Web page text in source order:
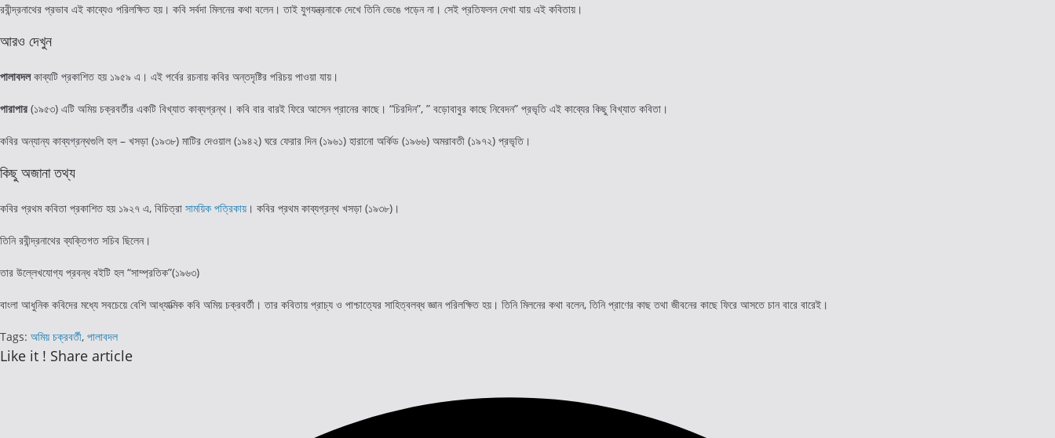
রবীন্দ্রনাথের প্রভাব এই কাব্যেও পরিলক্ষিত হয়। কবি সর্বদা মিলনের কথা বলেন। তাই যুগযন্ত্রনাকে দেখে তিনি ভেঙে পড়েন না। সেই প্রতিফলন দেখা যায় এই কবিতায়।
আরও দেখুন
পালাবদলকাব্যটি প্রকাশিত হয় ১৯৫৯ এ। এই পর্বের রচনায় কবির অন্তদৃষ্টির পরিচয় পাওয়া যায়।
পারাপার (১৯৫৩) এটি অমিয় চক্রবর্তীর একটি বিখ্যাত কাব্যগ্রন্থ। কবি বার বারই ফিরে আসেন প্রানের কাছে। “চিরদিন”, ” বড়োবাবুর কাছে নিবেদন” প্রভৃতি এই কাব্যের কিছু বিখ্যাত কবিতা।
কবির অন্যান্য কাব্যগ্রন্থগুলি হল – খসড়া (১৯৩৮) মাটির দেওয়াল‬ (১৯৪২) ঘরে ফেরার দিন‬(১৯৬১) হারানো অর্কিড‬ (১৯৬৬) অমরাবতী (১৯৭২) প্রভৃতি।
কিছু অজানা তথ্য
কবির প্রথম কবিতা প্রকাশিত হয় ১৯২৭ এ, বিচিত্রা সাময়িক পত্রিকায় । কবির প্রথম কাব্যগ্রন্থ খসড়া (১৯৩৮)।
তিনি রবীন্দ্রনাথের ব্যক্তিগত সচিব ছিলেন।
তার উল্লেখযোগ্য প্রবন্ধ বইটি হল “সাম্প্রতিক”(১৯৬৩)
বাংলা আধুনিক কবিদের মধ্যে সবচেয়ে বেশি আধ্যাত্মিক কবি অমিয় চক্রবর্তী। তার কবিতায় প্রাচ্য ও পাশ্চাত্যের সাহিত্বলব্ধ জ্ঞান পরিলক্ষিত হয়। তিনি মিলনের কথা বলেন, তিনি প্রাণের কাছ তথা জীবনের কাছে ফিরে আসতে চান বারে বারেই।
Tags: অমিয় চক্রবর্তী, পালাবদল
Like it ! Share articleShare